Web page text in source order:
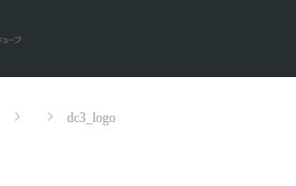
dc3_logo